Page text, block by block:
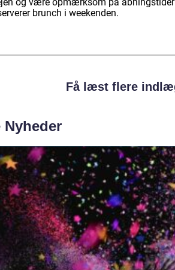
og være opmærksom på
brunch i weekenden.
Få læst flere
Nyheder